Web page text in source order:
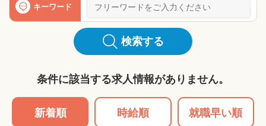
キーワード
検索する
条件に該当する求人情報がありません。
新着順 時給順 就職早い順